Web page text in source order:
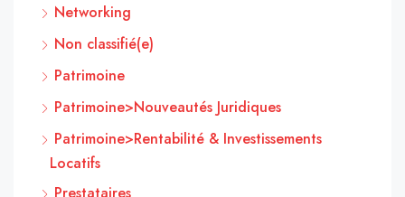
Networking
Non classifié(e)
Patrimoine
Patrimoine>Nouveautés Juridiques
Patrimoine>Rentabilité & Investissements
Locatifs